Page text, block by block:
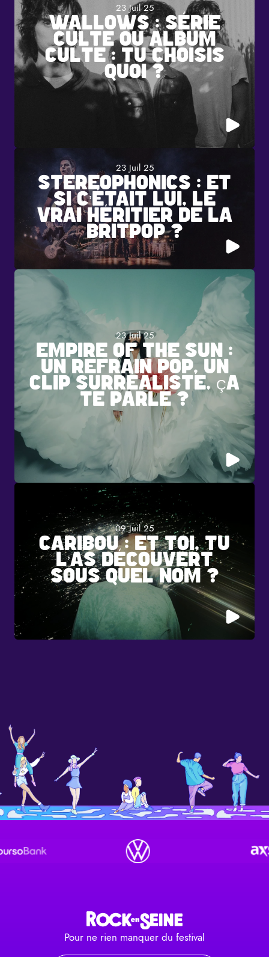
23 Juil 25
WALLOWS : SÉRIE
CULTE OU ALBUM
CULTE : TU CHOISIS
QUOI ?
23 Juil 25
STEREOPHONICS : ET
SI C’ÉTAIT LUI, LE
VRAI HÉRITIER DE LA
BRITPOP ?
23 Juil 25
EMPIRE OF THE SUN :
UN REFRAIN POP, UN
CLIP SURRÉALISTE, ÇA
TE PARLE ?
09 Juil 25
CARIBOU : ET TOI, TU
L’AS DÉCOUVERT
SOUS QUEL NOM ?
Pour ne rien manquer du festival